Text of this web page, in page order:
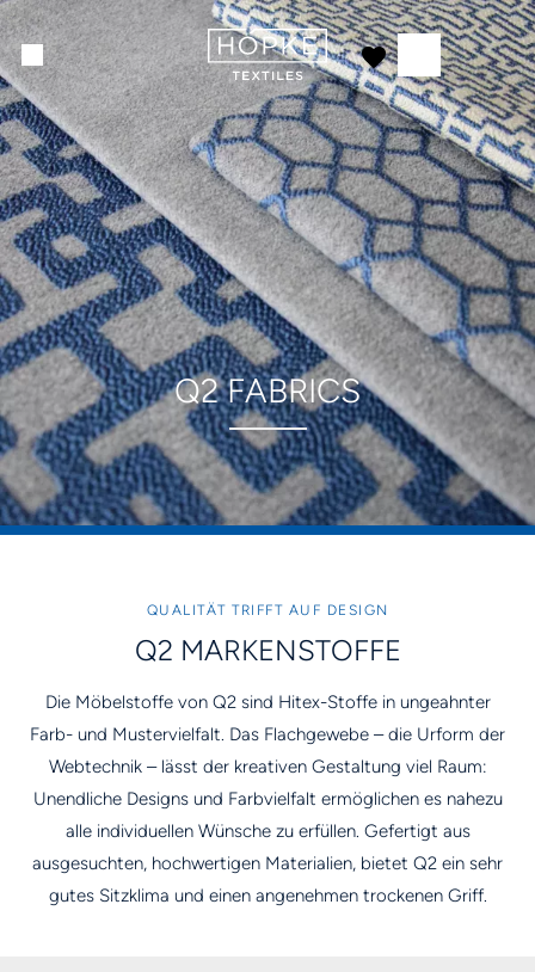
Q2 FABRICS
Q2 MARKENSTOFFE
QUALITÄT TRIFFT AUF DESIGN
Die Möbelstoffe von Q2 sind Hitex-Stoffe in ungeahnter
Farb- und Mustervielfalt. Das Flachgewebe – die Urform der
Webtechnik – lässt der kreativen Gestaltung viel Raum:
Unendliche Designs und Farbvielfalt ermöglichen es nahezu
alle individuellen Wünsche zu erfüllen. Gefertigt aus
ausgesuchten, hochwertigen Materialien, bietet Q2 ein sehr
gutes Sitzklima und einen angenehmen trockenen Griff.